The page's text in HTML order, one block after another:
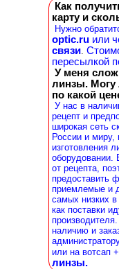
Как
карту и
Нужно
optic.ru или
связи.
пересылкой
У меня
линзы. Могу
по какой
У нас в
рецепт и
широкая сеть
России и миру,
изготовления
оборудовании.
от рецепта,
предоставить
приемлемые и
самых низких
как поставки
наличию и
или на вотсап
линзы.